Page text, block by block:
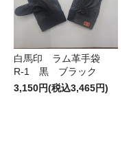
白馬印 ラム革手袋
R-1 黒 ブラック
3,150円(税込3,465円)